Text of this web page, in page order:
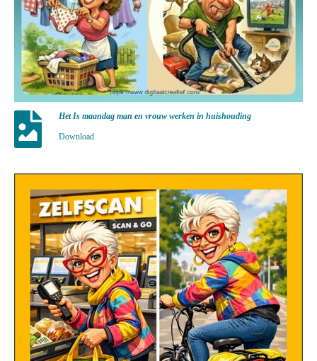
Het Is maandag man en vrouw werken in huishouding
Download